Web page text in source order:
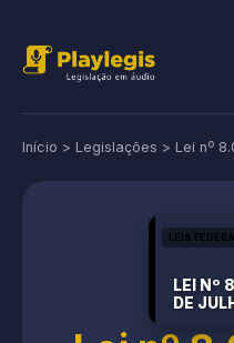
Início > Legislações > Lei nº
LEIS
LEI Nº
DE